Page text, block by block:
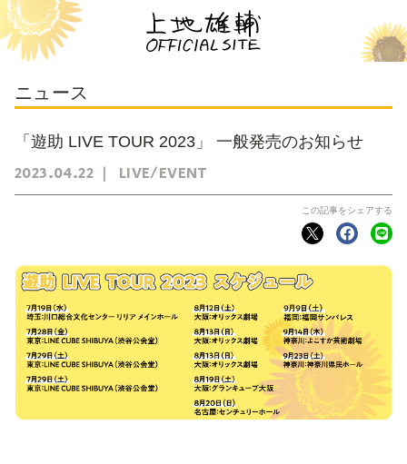
ニュース
「遊助 LIVE TOUR 2023」 一般発売のお知らせ
2023 04 22 LIVE/EVENT